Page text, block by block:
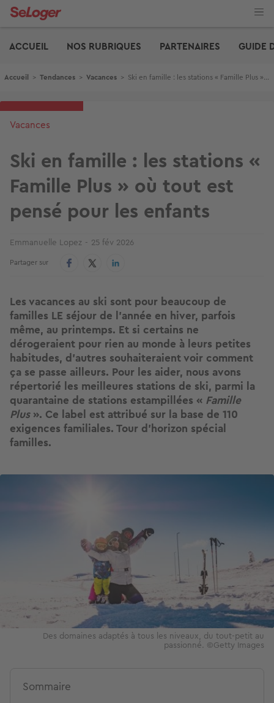
Aller
ACCUEIL
NOS RUBRIQUES PARTENAIRES GUIDE
Fil d'Ariane
Accueil > Tendances > Vacances > Ski en famille : les stations « Famille Plus » où tout est pensé pour les enfants
Vacances
Ski en famille : les stations «
Famille Plus » où tout est
pensé pour les enfants
Emmanuelle Lopez 25 fév 2026
Partager sur
Les vacances au ski sont pour beaucoup de
familles LE séjour de l’année en hiver, parfois
même, au printemps. Et si certains ne
dérogeraient pour rien au monde à leurs petites
habitudes, d’autres souhaiteraient voir comment
ça se passe ailleurs. Pour les aider, nous avons
répertorié les meilleures stations de ski, parmi la
quarantaine de stations estampillées « Famille
Plus». Ce label est attribué sur la base de 110
exigences familiales. Tour d'horizon spécial
familles.
Image
Des domaines adaptés à tous les niveaux, du tout-petit au
passionné. ©Getty Images
Sommaire